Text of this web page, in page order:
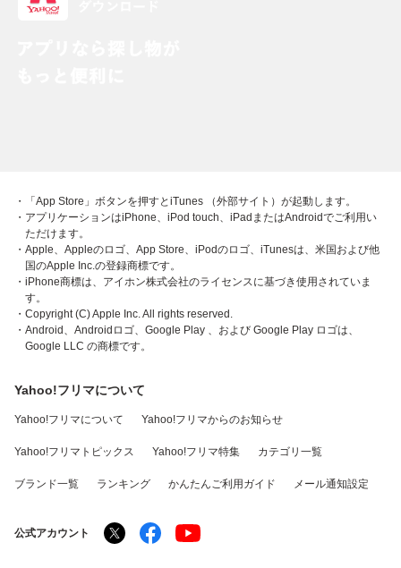
・「App Store」ボタンを押すとiTunes （外部サイト）が起動します。
・アプリケーションはiPhone、iPod touch、iPadまたはAndroidでご利用い
ただけます。
・Apple、Appleのロゴ、App Store、iPodのロゴ、iTunesは、米国および他
国のApple Inc.の登録商標です。
・iPhone商標は、アイホン株式会社のライセンスに基づき使用されていま
す。
・Copyright (C) Apple Inc. All rights reserved.
・Android、Androidロゴ、Google Play 、および Google Play ロゴは、
Google LLC の商標です。
Yahoo!フリマについて
Yahoo!フリマについて Yahoo!フリマからのお知らせ
Yahoo!フリマトピックス Yahoo!フリマ特集 カテゴリ一覧
ブランド一覧 ランキング かんたんご利用ガイド メール通知設定
公式アカウント